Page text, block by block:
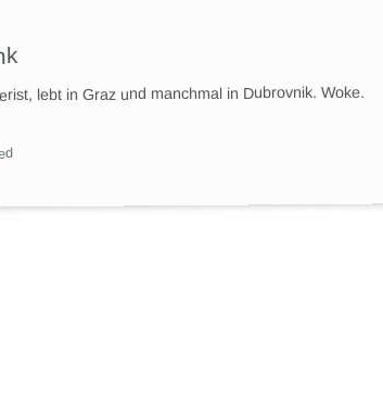
lebt in Graz und manchmal in Dubrovnik. Woke.